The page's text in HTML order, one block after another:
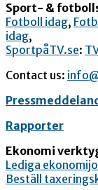
Sport- &
Fotboll idag,
idag,
SportpåTV.se:
Contact us:
Rapporter
Ekonomi
Lediga
Beställ